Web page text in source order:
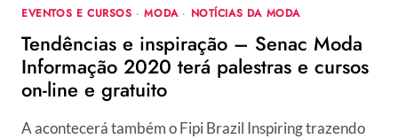
EVENTOS E CURSOS ·MODA· NOTÍCIAS DA MODA
Tendências e inspiração – Senac Moda
Informação 2020 terá palestras e cursos
on-line e gratuito
A acontecerá também o Fipi Brazil Inspiring trazendo